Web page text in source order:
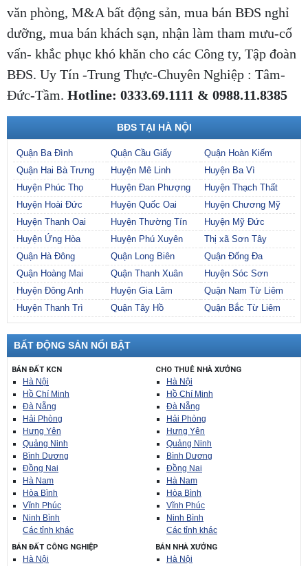
văn phòng, M&A bất động sản, mua bán BĐS nghỉ
dưỡng, mua bán khách sạn, nhận làm tham mưu-cố
vấn- khắc phục khó khăn cho các Công ty, Tập đoàn
BĐS. Uy Tín -Trung Thực-Chuyên Nghiệp : Tâm-
Đức-Tầm. Hotline: 0333.69.1111 & 0988.11.8385
BĐS TẠI HÀ NỘI
Quận Ba Đình Quận Cầu Giấy
Quận Hoàn Kiếm
Quận Hai Bà Trưng
Huyện Mê Linh
Huyện Ba Vì
Huyện Phúc Thọ
Huyện Đan Phượng
Huyện Thạch Thất
Huyện Hoài Đức
Huyện Quốc Oai
Huyện Chương Mỹ
Huyện Thanh Oai
Huyện Thường Tín
Huyện Mỹ Đức
Huyện Ứng Hòa
Huyện Phú Xuyên
Thị xã Sơn Tây
Quận Hà Đông
Quận Long Biên
Quận Đống Đa
Quận Hoàng Mai
Quận Thanh Xuân
Huyện Sóc Sơn
Huyện Đông Anh
Huyện Gia Lâm
Quận Nam Từ Liêm
Huyện Thanh Trì
Quận Tây Hồ Quận Bắc Từ Liêm
BẤT ĐỘNG SẢN NỔI BẬT
BÁN ĐẤT KCN
Hà Nội
Hồ Chí Minh
Đà Nẵng
Hải Phòng
Hưng Yên
Quảng Ninh
Bình Dương
Đồng Nai
Hà Nam
Hòa Bình
Vĩnh Phúc
Ninh Bình
Các tỉnh khác
CHO THUÊ NHÀ XƯỞNG
Hà Nội
Hồ Chí Minh
Đà Nẵng
Hải Phòng
Hưng Yên
Quảng Ninh
Bình Dương
Đồng Nai
Hà Nam
Hòa Bình
Vĩnh Phúc
Ninh Bình
Các tỉnh khác
BÁN ĐẤT CÔNG NGHIỆP
Hà Nội
BÁN NHÀ XƯỞNG
Hà Nội